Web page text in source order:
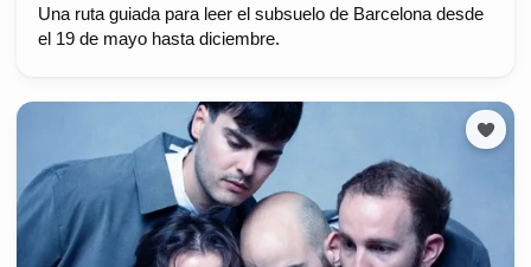
Una ruta guiada para leer el subsuelo de Barcelona desde
el 19 de mayo hasta diciembre.